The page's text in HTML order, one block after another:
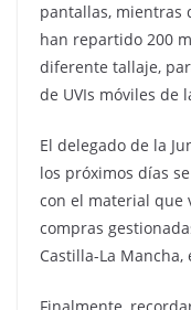
pantallas, mientras
han repartido 200
diferente tallaje,
de UVIs móviles de
El delegado de la
los próximos días
con el material que
compras
Castilla-La